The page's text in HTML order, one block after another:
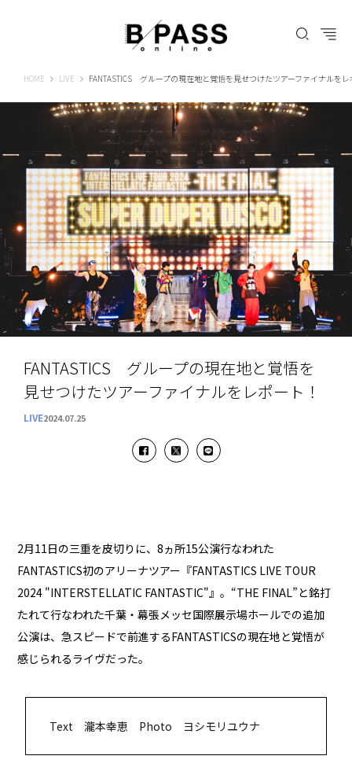
HOME B-PASS ONLINE
LIVE FANTASTICS グループの現在地と覚悟を見せつけたツアーファイナルを
FANTASTICS グループの現在地と覚悟を
見せつけたツアーファイナルをレポート！
LIVE2024.07.25
2月11日の三重を皮切りに、8ヵ所15公演行なわれた
FANTASTICS初のアリーナツアー『FANTASTICS LIVE TOUR
2024 "INTERSTELLATIC FANTASTIC"』。“THE FINAL”と銘打
たれて行なわれた千葉・幕張メッセ国際展示場ホールでの追加
公演は、急スピードで前進するFANTASTICSの現在地と覚悟が
感じられるライヴだった。
Text 瀧本幸恵 Photo ヨシモリユウナ